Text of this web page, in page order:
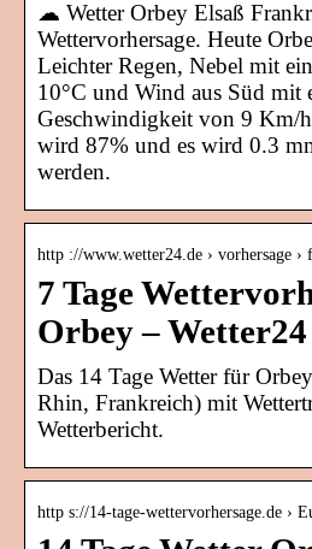
☁ Wetter Orbey Elsaß
Wettervorhersage. Heute
Leichter Regen, Nebel mit
10°C und Wind aus Süd mit
Geschwindigkeit von 9 Km/
wird 87% und es wird 0.3
werden.
http ://www.wetter24.de › vorhersage ›
7 Tage
Orbey – Wetter24
Das 14 Tage Wetter für
Rhin, Frankreich) mit
Wetterbericht.
http s://14-tage-wettervorhersage.de ›